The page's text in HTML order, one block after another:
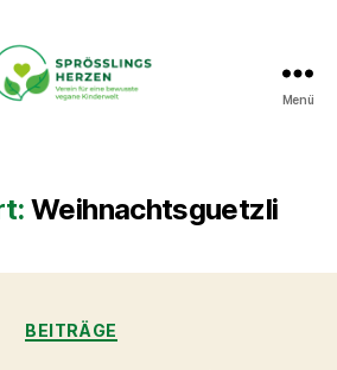
für
eine
vegane
Menü
Weihnachtsguetzli
Kategorien
BEITRÄGE